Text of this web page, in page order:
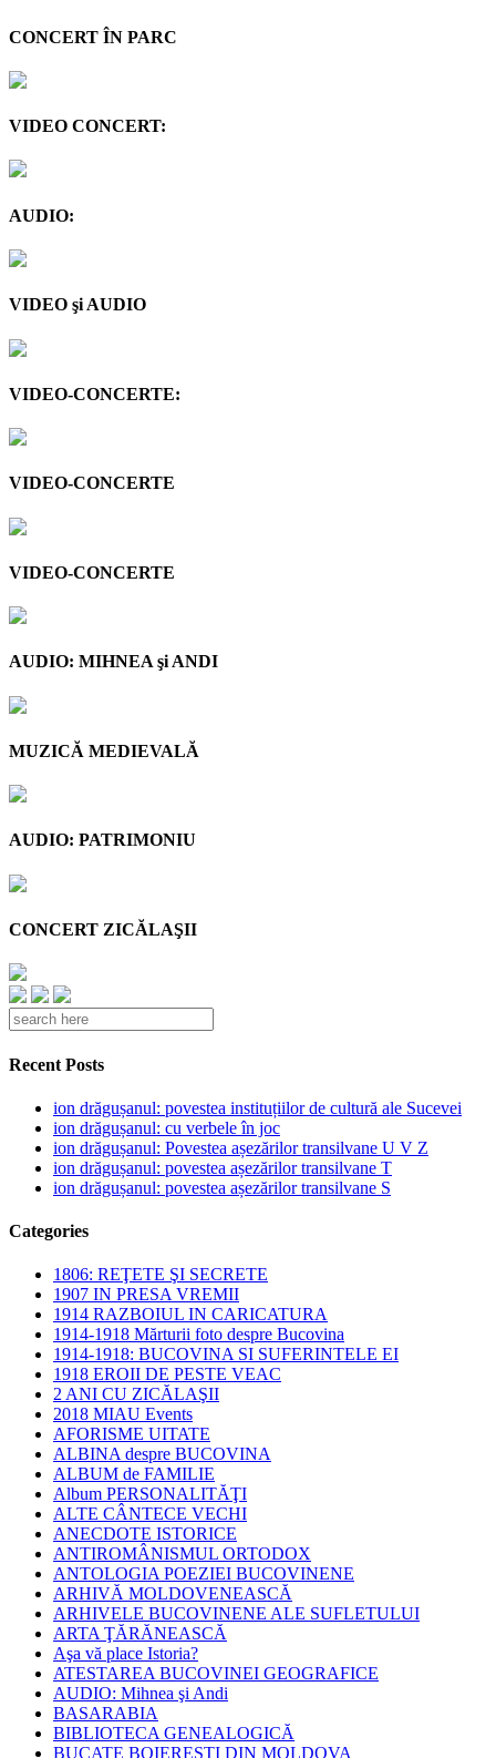
CONCERT ÎN PARC
VIDEO CONCERT:
AUDIO:
VIDEO şi AUDIO
VIDEO-CONCERTE:
VIDEO-CONCERTE
VIDEO-CONCERTE
AUDIO: MIHNEA şi ANDI
MUZICĂ MEDIEVALĂ
AUDIO: PATRIMONIU
CONCERT ZICĂLAŞII
Recent Posts
ion drăgușanul: povestea instituțiilor de cultură ale Sucevei
ion drăgușanul: cu verbele în joc
ion drăgușanul: Povestea așezărilor transilvane U V Z
ion drăgușanul: povestea așezărilor transilvane T
ion drăgușanul: povestea așezărilor transilvane S
Categories
1806: REŢETE ŞI SECRETE
1907 IN PRESA VREMII
1914 RAZBOIUL IN CARICATURA
1914-1918 Mărturii foto despre Bucovina
1914-1918: BUCOVINA SI SUFERINTELE EI
1918 EROII DE PESTE VEAC
2 ANI CU ZICĂLAŞII
2018 MIAU Events
AFORISME UITATE
ALBINA despre BUCOVINA
ALBUM de FAMILIE
Album PERSONALITĂŢI
ALTE CÂNTECE VECHI
ANECDOTE ISTORICE
ANTIROMÂNISMUL ORTODOX
ANTOLOGIA POEZIEI BUCOVINENE
ARHIVĂ MOLDOVENEASCĂ
ARHIVELE BUCOVINENE ALE SUFLETULUI
ARTA ŢĂRĂNEASCĂ
Aşa vă place Istoria?
ATESTAREA BUCOVINEI GEOGRAFICE
AUDIO: Mihnea şi Andi
BASARABIA
BIBLIOTECA GENEALOGICĂ
BUCATE BOIEREŞTI DIN MOLDOVA